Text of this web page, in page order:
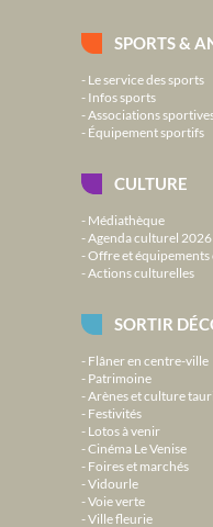
SPORTS &
Le service des sports
Infos sports
Associations
Équipement sportifs
CULTURE
Médiathèque
Agenda culturel 2026
Offre et
Actions culturelles
SORTIR
Flâner en centre-ville
Patrimoine
Arènes et culture
Festivités
Lotos à venir
Cinéma Le Venise
Foires et marchés
Vidourle
Voie verte
Ville fleurie